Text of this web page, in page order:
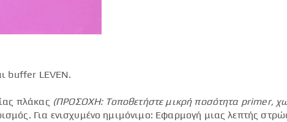
buffer LEVEN.
πλάκας (ΠΡΟΣΟΧΗ: Τοποθετήστε μικρή ποσότητα primer,
Για ενισχυμένο ημιμόνιμο: Εφαρμογή μιας λεπτής